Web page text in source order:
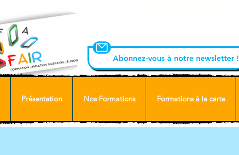
Abonnez-vous à notre newsletter !
Présentation Nos Formations Formations à la carte